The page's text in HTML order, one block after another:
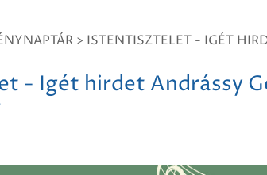
> ISTENTISZTELET - IGÉT
- Igét hirdet Andrássy